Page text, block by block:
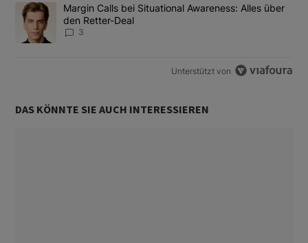
Ein Trendartikel mit dem Titel "Margin Calls bei Situational
Margin Calls bei Situational Awareness: Alles über
den Retter-Deal
3
Unterstützt von
DAS KÖNNTE SIE AUCH INTERESSIEREN